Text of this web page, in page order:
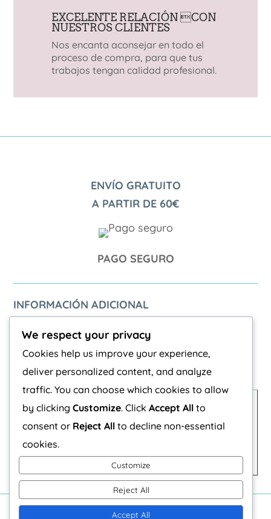
EXCELENTE RELACIÓN CON
NUESTROS CLIENTES
Nos encanta aconsejar en todo el
proceso de compra, para que tus
trabajos tengan calidad profesional.
ENVÍO GRATUITO
A PARTIR DE 60€
PAGO SEGURO
INFORMACIÓN ADICIONAL
Aviso Legal
Politica de privacidad
COOKIES
Política de Cookies
Personalizar Cookies
We respect your privacy
Cookies help us improve your experience,
deliver personalized content, and analyze
traffic. You can choose which cookies to allow
by clicking Customize. Click Accept All to
consent or Reject All to decline non-essential
cookies.
Customize
Reject All
Accept All